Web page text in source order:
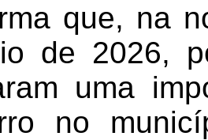
que, na
de 2026,
uma
no